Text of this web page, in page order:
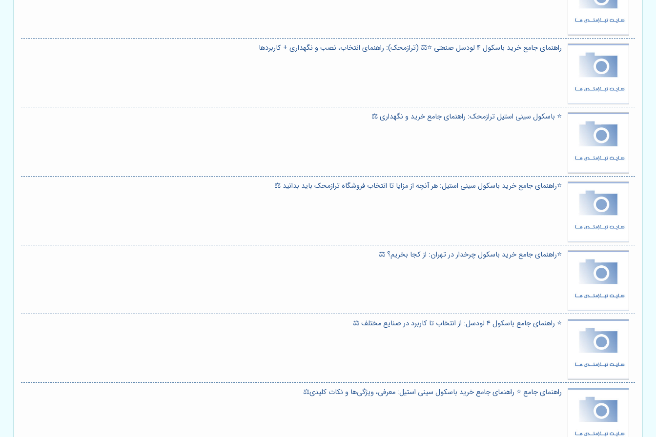
راهنمای جامع خرید باسکول 4 لودسل صنعتی ⭐️⚖️ (ترازمحک): راهنمای انتخاب، نصب و نگهداری + کاربردها
⭐️ باسکول سینی استیل ترازمحک: راهنمای جامع خرید و نگهداری ⚖️
⭐️راهنمای جامع خرید باسکول سینی استیل: هر آنچه از مزایا تا انتخاب فروشگاه ترازمحک باید بدانید ⚖️
⭐️راهنمای جامع خرید باسکول چرخدار در تهران: از کجا بخریم؟ ⚖️
⭐️ راهنمای جامع باسکول 4 لودسل: از انتخاب تا کاربرد در صنایع مختلف ⚖️
راهنمای جامع ⭐️ راهنمای جامع خرید باسکول سینی استیل: معرفی، ویژگی‌ها و نکات کلیدی⚖️